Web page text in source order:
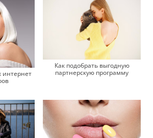
интернет
Как подобрать выгодную
партнерскую программу